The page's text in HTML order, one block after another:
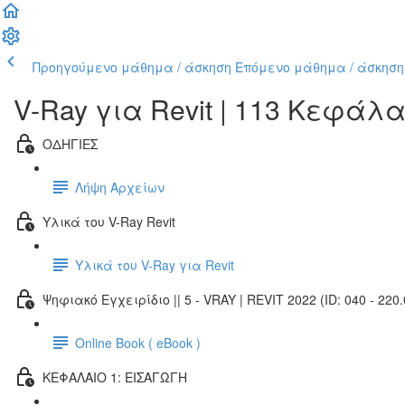
Προηγούμενο μάθημα / άσκηση Επόμενο μάθημα / άσκηση
V-Ray για Revit | 113
ΟΔΗΓΙΕΣ
Λήψη Αρχείων
Υλικά του V-Ray Revit
Υλικά του V-Ray για Revit
Ψηφιακό Εγχειρίδιο || 5 - VRAY | REVIT 2022 (ID: 040 -
Online Book ( eBook )
ΚΕΦΑΛΑΙΟ 1: ΕΙΣΑΓΩΓΗ